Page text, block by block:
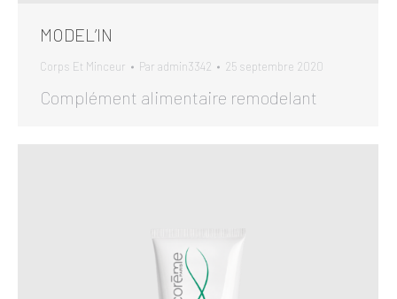
MODEL’IN
Corps Et Minceur Par admin3342 25 septembre 2020
Complément alimentaire remodelant